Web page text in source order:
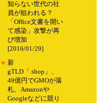
知らない世代の社
員が狙われる？
「Office文書を開い
て感染」攻撃が再
び増加
[2016/01/29]
■ 新
gTLD「.shop」、
49億円でGMOが落
札、Amazonや
Googleなどに競り